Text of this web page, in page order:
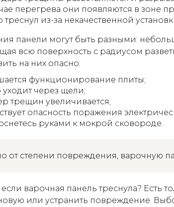
перегрева они появляются в зоне
треснул из-за некачественной
панели могут быть разными:
всю поверхность с радиусом
на них опасно:
функционирование плиты;
уходит через щели;
трещин увеличивается;
опасность поражения
руками к мокрой сковороде.
от степени повреждения, варочную
если варочная панель треснула? Есть
или устранить повреждение.